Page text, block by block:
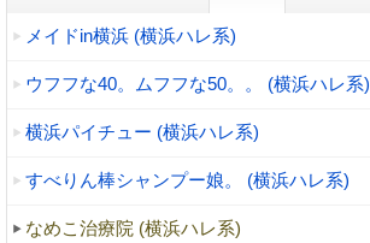
メイドin横浜 (横浜ハレ系)
ウフフな40。ムフフな50。。 (横浜ハレ系)
横浜パイチュー (横浜ハレ系)
すべりん棒シャンプー娘。 (横浜ハレ系)
なめこ治療院 (横浜ハレ系)